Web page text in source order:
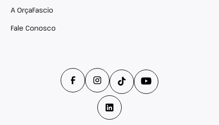
A OrçaFascio
Fale Conosco